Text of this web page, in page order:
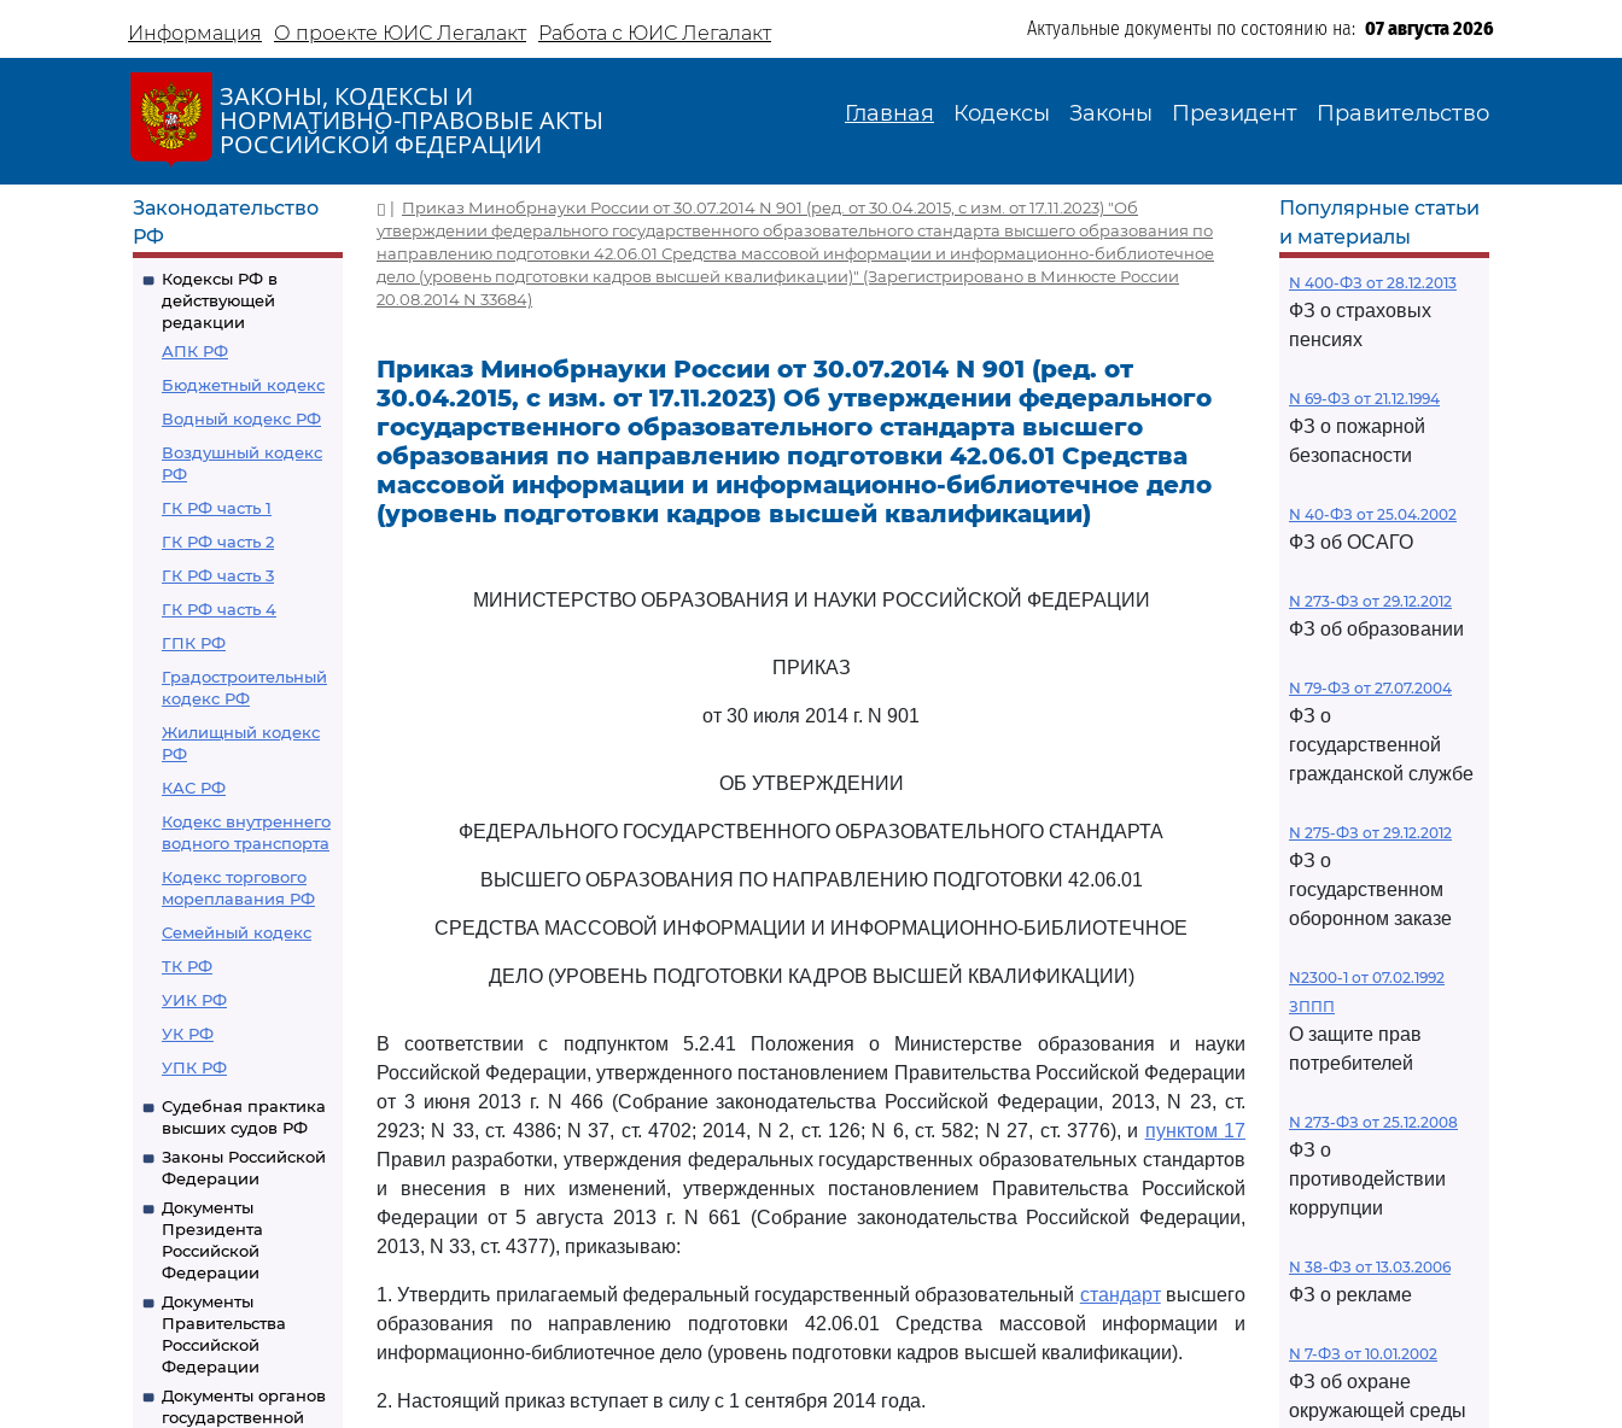
Информация О проекте ЮИС Легалакт Работа с ЮИС Легалакт Актуальные документы по состоянию на: 07 августа 2026
ЗАКОНЫ, КОДЕКСЫ И
НОРМАТИВНО-ПРАВОВЫЕ АКТЫ
РОССИЙСКОЙ ФЕДЕРАЦИИ
Главная Кодексы Законы Президент Правительство
Законодательство
РФ
Кодексы РФ в
действующей
редакции
АПК РФ
Бюджетный кодекс
Водный кодекс РФ
Воздушный кодекс
РФ
ГК РФ часть 1
ГК РФ часть 2
ГК РФ часть 3
ГК РФ часть 4
ГПК РФ
Градостроительный
кодекс РФ
Жилищный кодекс
РФ
КАС РФ
Кодекс внутреннего
водного транспорта
Кодекс торгового
мореплавания РФ
Семейный кодекс
ТК РФ
УИК РФ
УК РФ
УПК РФ
Судебная практика
высших судов РФ
Законы Российской
Федерации
Документы
Президента
Российской
Федерации
Документы
Правительства
Российской
Федерации
Документы органов
государственной
| Приказ Минобрнауки России от 30.07.2014 N 901 (ред. от 30.04.2015, с изм. от 17.11.2023) "Об
утверждении федерального государственного образовательного стандарта высшего образования по
направлению подготовки 42.06.01 Средства массовой информации и информационно-библиотечное
дело (уровень подготовки кадров высшей квалификации)" (Зарегистрировано в Минюсте России
20.08.2014 N 33684)
Приказ Минобрнауки России от 30.07.2014 N 901 (ред. от
30.04.2015, с изм. от 17.11.2023) Об утверждении федерального
государственного образовательного стандарта высшего
образования по направлению подготовки 42.06.01 Средства
массовой информации и информационно-библиотечное дело
(уровень подготовки кадров высшей квалификации)
МИНИСТЕРСТВО ОБРАЗОВАНИЯ И НАУКИ РОССИЙСКОЙ ФЕДЕРАЦИИ
ПРИКАЗ
от 30 июля 2014 г. N 901
ОБ УТВЕРЖДЕНИИ
ФЕДЕРАЛЬНОГО ГОСУДАРСТВЕННОГО ОБРАЗОВАТЕЛЬНОГО СТАНДАРТА
ВЫСШЕГО ОБРАЗОВАНИЯ ПО НАПРАВЛЕНИЮ ПОДГОТОВКИ 42.06.01
СРЕДСТВА МАССОВОЙ ИНФОРМАЦИИ И ИНФОРМАЦИОННО-БИБЛИОТЕЧНОЕ
ДЕЛО (УРОВЕНЬ ПОДГОТОВКИ КАДРОВ ВЫСШЕЙ КВАЛИФИКАЦИИ)
В соответствии с подпунктом 5.2.41 Положения о Министерстве образования и науки
Российской Федерации, утвержденного постановлением Правительства Российской Федерации
от 3 июня 2013 г. N 466 (Собрание законодательства Российской Федерации, 2013, N 23, ст.
2923; N 33, ст. 4386; N 37, ст. 4702; 2014, N 2, ст. 126; N 6, ст. 582; N 27, ст. 3776), и пунктом 17
Правил разработки, утверждения федеральных государственных образовательных стандартов
и внесения в них изменений, утвержденных постановлением Правительства Российской
Федерации от 5 августа 2013 г. N 661 (Собрание законодательства Российской Федерации,
2013, N 33, ст. 4377), приказываю:
1. Утвердить прилагаемый федеральный государственный образовательный стандартвысшего
образования по направлению подготовки 42.06.01 Средства массовой информации и
информационно-библиотечное дело (уровень подготовки кадров высшей квалификации).
2. Настоящий приказ вступает в силу с 1 сентября 2014 года.
Популярные статьи
и материалы
N 400-ФЗ от 28.12.2013
ФЗ о страховых
пенсиях
N 69-ФЗ от 21.12.1994
ФЗ о пожарной
безопасности
N 40-ФЗ от 25.04.2002
ФЗ об ОСАГО
N 273-ФЗ от 29.12.2012
ФЗ об образовании
N 79-ФЗ от 27.07.2004
ФЗ о
государственной
гражданской службе
N 275-ФЗ от 29.12.2012
ФЗ о
государственном
оборонном заказе
N2300-1 от 07.02.1992
ЗППП
О защите прав
потребителей
N 273-ФЗ от 25.12.2008
ФЗ о
противодействии
коррупции
N 38-ФЗ от 13.03.2006
ФЗ о рекламе
N 7-ФЗ от 10.01.2002
ФЗ об охране
окружающей среды